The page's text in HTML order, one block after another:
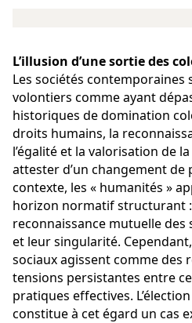
L’illusion d’une sortie des
Les sociétés contemporaines
volontiers comme ayant
historiques de domination
droits humains, la
l’égalité et la valorisation de
attester d’un changement de
contexte, les « humanités »
horizon normatif structurant :
reconnaissance mutuelle
et leur singularité.
sociaux agissent comme des
tensions persistantes entre
pratiques effectives.
constitue à cet égard un cas